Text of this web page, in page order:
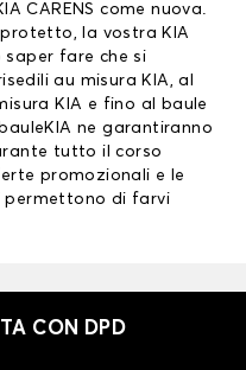
CARENS come nuova.
la vostra KIA
saper fare che si
au misura KIA, al
KIA e fino al baule
ne garantiranno
tutto il corso
promozionali e le
permettono di farvi
CON DPD